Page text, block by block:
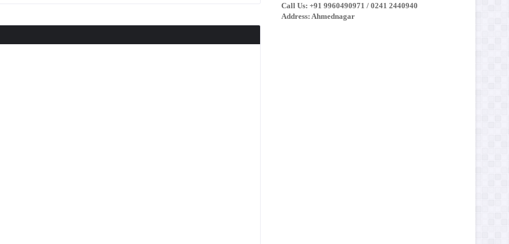
Call Us: +91 9960490971 / 0241 2440940
Address: Ahmednagar